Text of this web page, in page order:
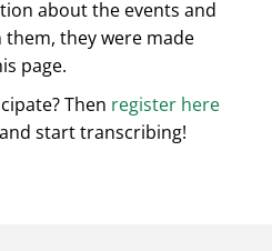
about the events and
they were made
page.
Then register here
start transcribing!